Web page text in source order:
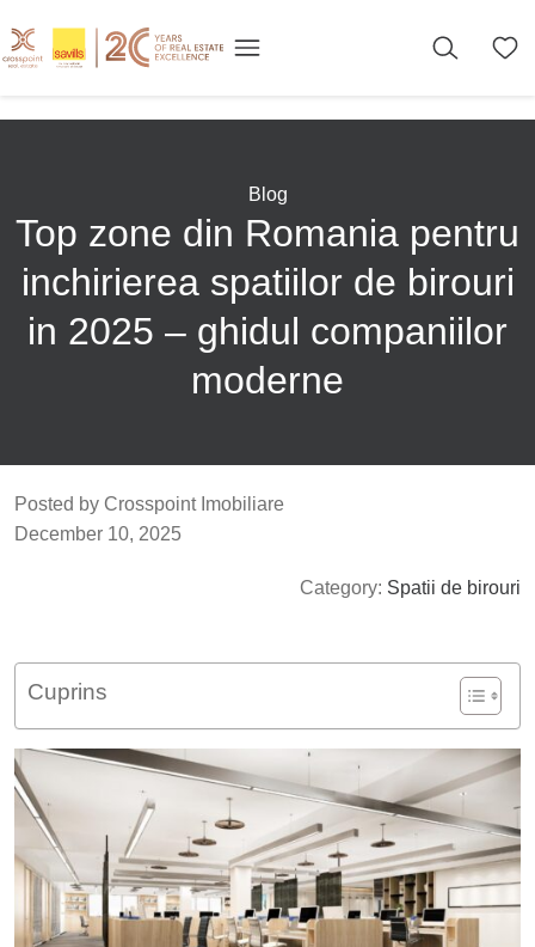
Blog
Top zone din Romania pentru
inchirierea spatiilor de birouri
in 2025 – ghidul companiilor
moderne
Posted by Crosspoint Imobiliare
December 10, 2025
Category: Spatii de birouri
Cuprins